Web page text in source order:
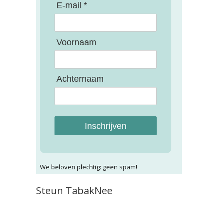
E-mail *
Voornaam
Achternaam
Inschrijven
We beloven plechtig: geen spam!
Steun TabakNee